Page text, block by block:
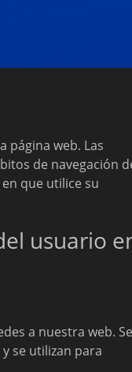
página web. Las
de navegación
que utilice su
usuario
a nuestra web. Se
se utilizan para